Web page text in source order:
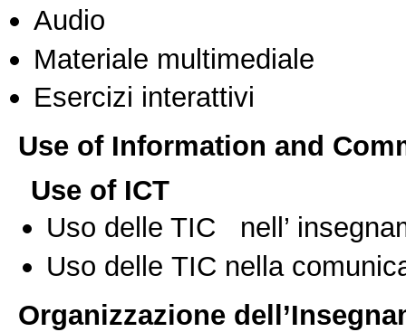
Audio
Materiale multimediale
Esercizi interattivi
Use of Information and
Use of ICT
Uso delle TIC nell’
Uso delle TIC nella
Organizzazione